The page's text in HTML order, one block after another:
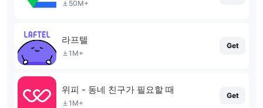
50M+
라프텔
1M+
Get
위피 - 동네 친구가 필요할 때
1M+
Get